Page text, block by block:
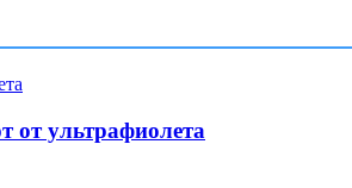
от ультрафиолета